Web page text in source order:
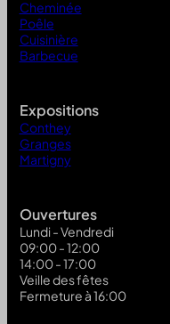
Cheminée
Poêle
Cuisinière
Barbecue
Expositions
Conthey
Granges
Martigny
Ouvertures
Lundi - Vendredi
09:00 - 12:00
14:00 - 17:00
Veille des fêtes
Fermeture à 16:00